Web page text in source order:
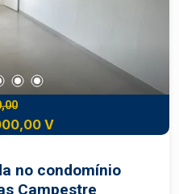
do
Agende sua
V
no condomínio
Campestre